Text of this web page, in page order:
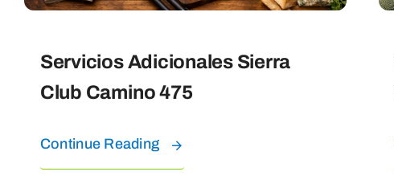
Servicios Adicionales Sierra
Club Camino 475
Continue Reading